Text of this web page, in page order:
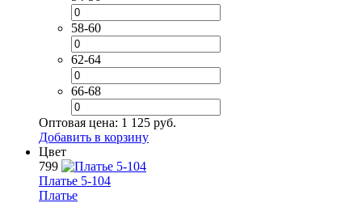
58-60
62-64
66-68
Оптовая цена: 1 125 руб.
Добавить в корзину
Цвет
799
Платье 5-104
Платье